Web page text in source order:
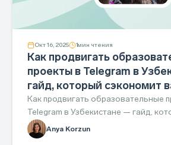
Окт 16, 2025 1мин чтения
Как продвигать
проекты в Telegram в
гайд, который сэкономит
Как продвигать образовательные
Telegram в Узбекистане — гайд,
бюджет и приведёт заявки.
Anya Korzun